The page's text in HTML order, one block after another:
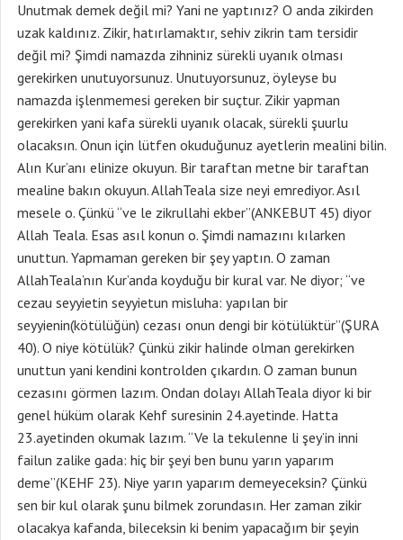
Unutmak demek değil mi? Yani ne yaptınız? O anda zikirden
uzak kaldınız. Zikir, hatırlamaktır, sehiv zikrin tam tersidir
değil mi? Şimdi namazda zihniniz sürekli uyanık olması
gerekirken unutuyorsunuz. Unutuyorsunuz, öyleyse bu
namazda işlenmemesi gereken bir suçtur. Zikir yapman
gerekirken yani kafa sürekli uyanık olacak, sürekli şuurlu
olacaksın. Onun için lütfen okuduğunuz ayetlerin mealini bilin.
Alın Kur’anı elinize okuyun. Bir taraftan metne bir taraftan
mealine bakın okuyun. AllahTeala size neyi emrediyor. Asıl
mesele o. Çünkü “ve le zikrullahi ekber”(ANKEBUT 45) diyor
Allah Teala. Esas asıl konun o. Şimdi namazını kılarken
unuttun. Yapmaman gereken bir şey yaptın. O zaman
AllahTeala’nın Kur’anda koyduğu bir kural var. Ne diyor; “ve
cezau seyyietin seyyietun misluha: yapılan bir
seyyienin(kötülüğün) cezası onun dengi bir kötülüktür”(ŞURA
40). O niye kötülük? Çünkü zikir halinde olman gerekirken
unuttun yani kendini kontrolden çıkardın. O zaman bunun
cezasını görmen lazım. Ondan dolayı AllahTeala diyor ki bir
genel hüküm olarak Kehf suresinin 24.ayetinde. Hatta
23.ayetinden okumak lazım. “Ve la tekulenne li şey’in inni
failun zalike gada: hiç bir şeyi ben bunu yarın yaparım
deme”(KEHF 23). Niye yarın yaparım demeyeceksin? Çünkü
sen bir kul olarak şunu bilmek zorundasın. Her zaman zikir
olacakya kafanda, bileceksin ki benim yapacağım bir şeyin